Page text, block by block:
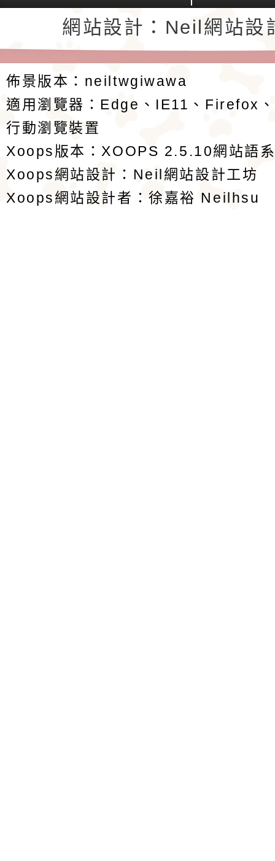
返回首頁 返回頂端
網站設計：Neil網站設
佈景版本： neiltwgiwawa
適用瀏覽器：Edge、IE11、Firefox
行動瀏覽裝置
Xoops版本：XOOPS 2.5.10網站語
Xoops網站設計 ： Neil網站設計工坊
Xoops網站設計者：徐嘉裕 Neilhsu